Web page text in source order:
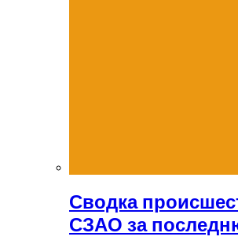
Сводка
СЗАО за